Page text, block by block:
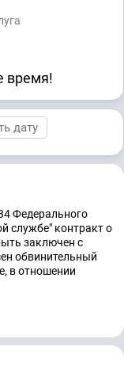
время!
Федерального
службе" контракт о
заключен с
обвинительный
в отношении